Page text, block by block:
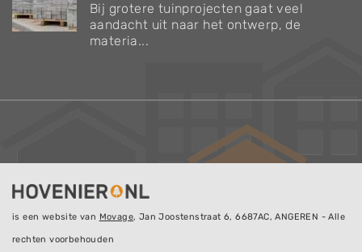
Bij grotere tuinprojecten gaat veel
aandacht uit naar het ontwerp, de
materia...
is een website van Movage, Jan Joostenstraat 6, 6687AC, ANGEREN - Alle
rechten voorbehouden